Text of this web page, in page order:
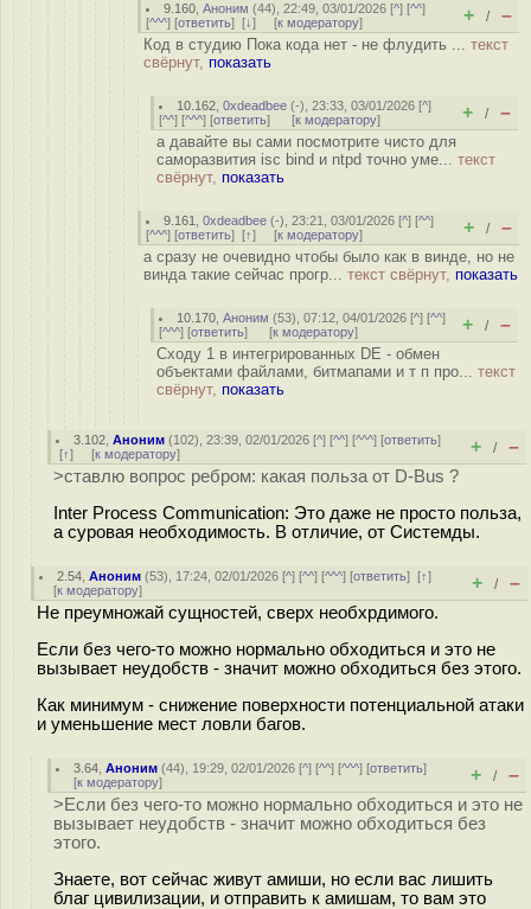
9.160 ,Аноним (44), 22:49, 03/01/2026 [^] [^^]
[^^^] [ответить] [↓] [к модератору] + / –
Код в студию Пока кода нет - не флудить ... текст
свёрнут, показать
10.162 ,0xdeadbee (-), 23:33, 03/01/2026 [^]
[^^] [^^^] [ответить] [к модератору] + / –
а давайте вы сами посмотрите чисто для
саморазвития isc bind и ntpd точно уме... текст
свёрнут, показать
9.161 ,0xdeadbee (-), 23:21, 03/01/2026 [^] [^^]
[^^^] [ответить] [↑] [к модератору] + / –
а сразу не очевидно чтобы было как в винде, но не
винда такие сейчас прогр... текст свёрнут, показать
10.170 ,Аноним (53), 07:12, 04/01/2026 [^] [^^]
[^^^] [ответить] [к модератору] + / –
Сходу 1 в интегрированных DE - обмен
объектами файлами, битмапами и т п про... текст
свёрнут, показать
3.102 ,Аноним (102), 23:39, 02/01/2026 [^] [^^] [^^^] [ответить]
[↑] [к модератору] + / –
>ставлю вопрос ребром: какая польза от D-Bus ?
Inter Process Communication: Это даже не просто польза,
а суровая необходимость. В отличие, от Системды.
2.54 ,Аноним (53), 17:24, 02/01/2026 [^] [^^] [^^^] [ответить][↑]
[к модератору] + / –
Не преумножай сущностей, сверх необхрдимого.
Если без чего-то можно нормально обходиться и это не
вызывает неудобств - значит можно обходиться без этого.
Как минимум - снижение поверхности потенциальной атаки
и уменьшение мест ловли багов.
3.64 ,Аноним (44), 19:29, 02/01/2026 [^] [^^] [^^^] [ответить]
[к модератору] + / –
>Если без чего-то можно нормально обходиться и это не
вызывает неудобств - значит можно обходиться без
этого.
Знаете, вот сейчас живут амиши, но если вас лишить
благ цивилизации, и отправить к амишам, то вам это